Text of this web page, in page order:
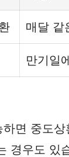
매달 같
만기일
면 중도상
경우도 있